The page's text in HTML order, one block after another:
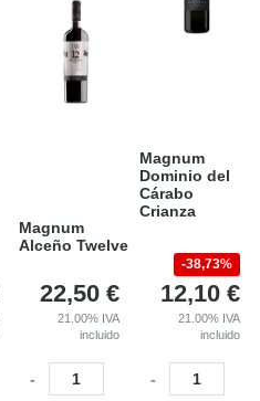
Magnum
Alceño Twelve
22,50 €
21.00% IVA
incluido
-
Magnum
Dominio del
Cárabo
Crianza
38,73%
12,10 €
21.00% IVA
incluido
-